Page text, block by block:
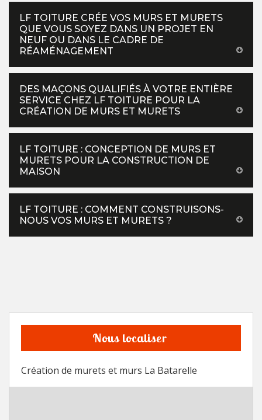
LF TOITURE CRÉE VOS MURS ET MURETS
QUE VOUS SOYEZ DANS UN PROJET EN
NEUF OU DANS LE CADRE DE
RÉAMÉNAGEMENT
DES MAÇONS QUALIFIÉS À VOTRE ENTIÈRE
SERVICE CHEZ LF TOITURE POUR LA
CRÉATION DE MURS ET MURETS
LF TOITURE : CONCEPTION DE MURS ET
MURETS POUR LA CONSTRUCTION DE
MAISON
LF TOITURE : COMMENT CONSTRUISONS-
NOUS VOS MURS ET MURETS ?
Nous localiser
Création de murets et murs La Batarelle